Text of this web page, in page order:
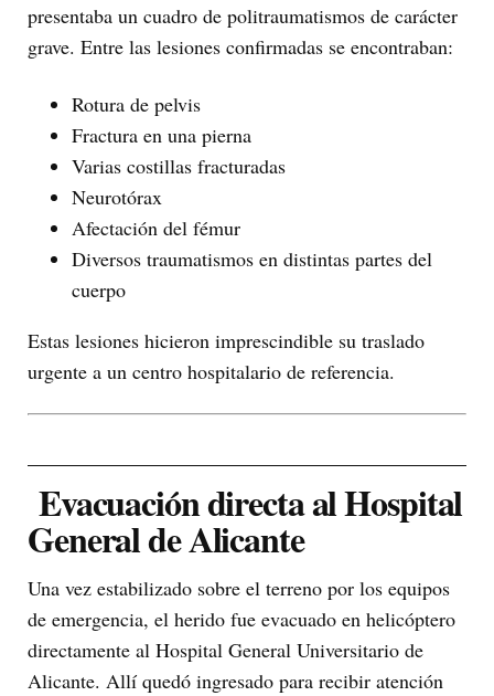
presentaba un cuadro de politraumatismos de carácter
grave. Entre las lesiones confirmadas se encontraban:
Rotura de pelvis
Fractura en una pierna
Varias costillas fracturadas
Neurotórax
Afectación del fémur
Diversos traumatismos en distintas partes del
cuerpo
Estas lesiones hicieron imprescindible su traslado
urgente a un centro hospitalario de referencia.
Evacuación directa al Hospital
General de Alicante
Una vez estabilizado sobre el terreno por los equipos
de emergencia, el herido fue evacuado en helicóptero
directamente al Hospital General Universitario de
Alicante. Allí quedó ingresado para recibir atención